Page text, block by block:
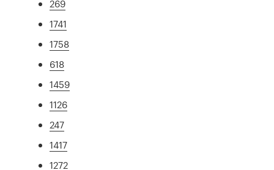
269
1741
1758
618
1459
1126
247
1417
1272